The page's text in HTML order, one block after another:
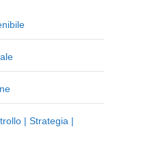
| Strategia |